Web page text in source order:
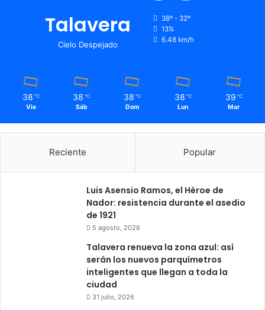
s
a
1
Talavera
Cielo Despejado
38º - 32º
13%
6.48 km/h
38 ℃
Vie
38 ℃
Sáb
38 ℃
Dom
38 ℃
Lun
39 ℃
Mar
Reciente Popular
Luis Asensio Ramos, el Héroe de
Nador: resistencia durante el asedio
de 1921
5 agosto, 2026
Talavera renueva la zona azul: así
serán los nuevos parquímetros
inteligentes que llegan a toda la
ciudad
31 julio, 2026